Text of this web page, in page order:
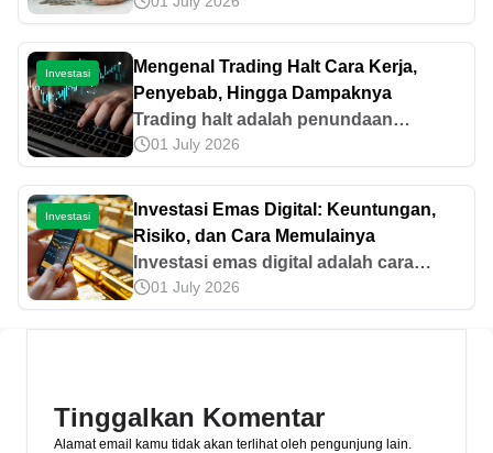
normal, dipercepat, hingga pensiun
ditunda. Baca selengkapnya di sini!
Investasi
Mengenal Trading Halt Cara Kerja,
Penyebab, Hingga Dampaknya
Trading halt adalah penundaan
perdagangan untuk sekuritas tertentu
di satu atau banyak bursa sekaligus.
Ketahui cara kerja, penyebab, hingga
dampaknya di sini!
01 July 2026
Investasi
Investasi Emas Digital: Keuntungan,
Risiko, dan Cara Memulainya
Investasi emas digital adalah cara
praktis membeli emas lewat aplikasi.
Simak keuntungan, risiko, hingga tips
01 July 2026
Tinggalkan Komentar
Alamat email kamu tidak akan terlihat oleh pengunjung lain.